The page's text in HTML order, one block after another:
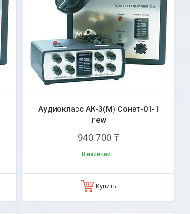
Аудиокласс АК-3(М) Сонет-01-1
new
940 700 ₸
В наличии
Купить